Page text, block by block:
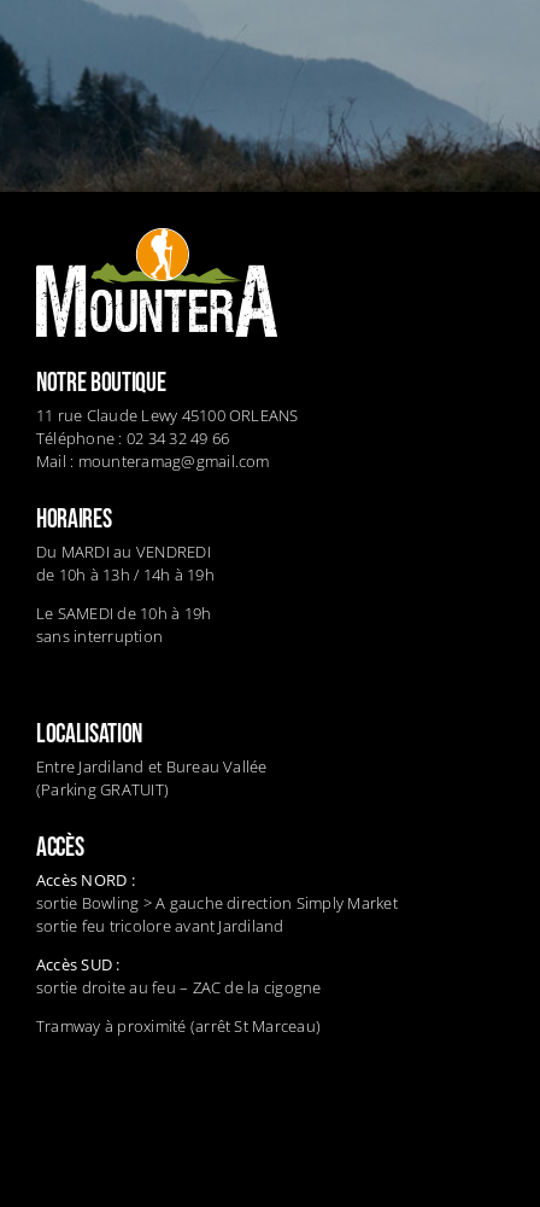
NOTRE BOUTIQUE
11 rue Claude Lewy 45100 ORLEANS
Téléphone : 02 34 32 49 66
Mail : mounteramag@gmail.com
HORAIRES
Du MARDI au VENDREDI
de 10h à 13h / 14h à 19h
Le SAMEDI de 10h à 19h
sans interruption
LOCALISATION
Entre Jardiland et Bureau Vallée
(Parking GRATUIT)
ACCÈS
Accès NORD :
sortie Bowling > A gauche direction Simply Market
sortie feu tricolore avant Jardiland
Accès SUD :
sortie droite au feu – ZAC de la cigogne
Tramway à proximité (arrêt St Marceau)